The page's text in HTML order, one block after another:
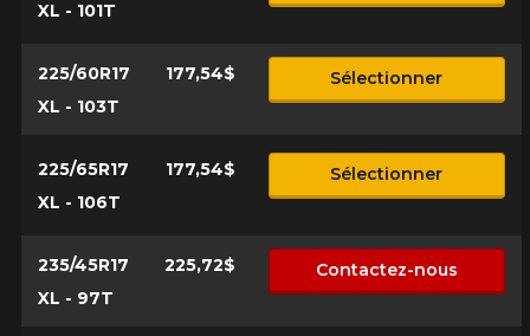
XL - 101T
225/60R17
XL - 103T
177,54$ Sélectionner
225/65R17
XL - 106T
177,54$ Sélectionner
235/45R17
XL - 97T
225,72$ Contactez-nous